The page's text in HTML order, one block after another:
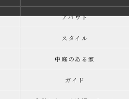
アバウト
スタイル
中庭のある家
ガイド